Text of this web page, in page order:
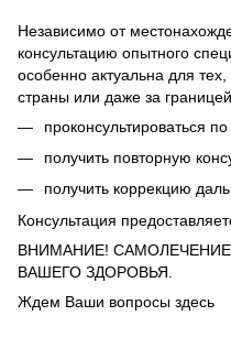
Независимо от
консультацию опытного
особенно актуальна для
страны или даже за
проконсультироваться
получить повторную
получить коррекцию
Консультация
ВНИМАНИЕ!
ВАШЕГО ЗДОРОВЬЯ.
Ждем Ваши вопросы здесь